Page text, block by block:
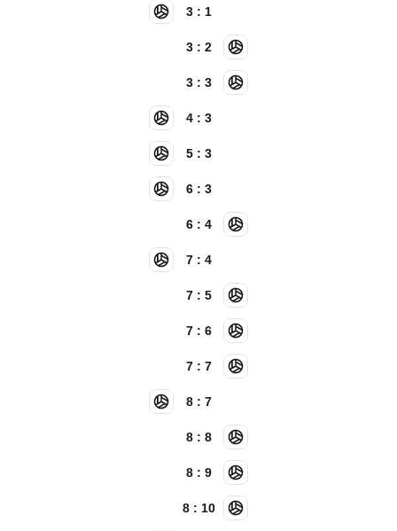
3 : 1
3 : 2
3 : 3
4 : 3
5 : 3
6 : 3
6 : 4
7 : 4
7 : 5
7 : 6
7 : 7
8 : 7
8 : 8
8 : 9
8 : 10